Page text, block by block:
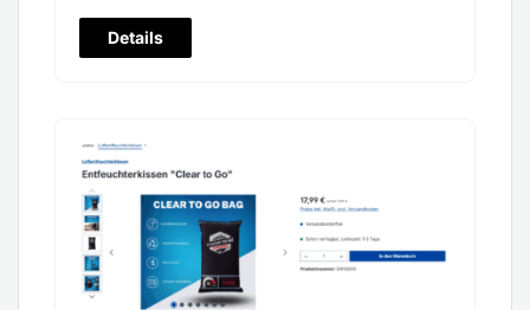
Details